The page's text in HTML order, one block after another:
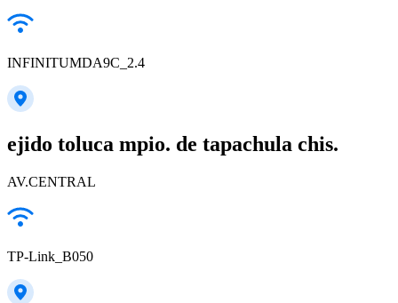
INFINITUMDA9C_2.4
ejido toluca mpio. de tapachula chis.
AV.CENTRAL
TP-Link_B050